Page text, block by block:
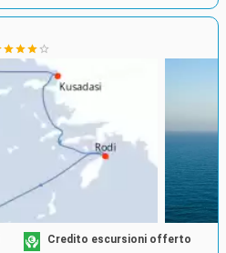
Credito escursioni offerto